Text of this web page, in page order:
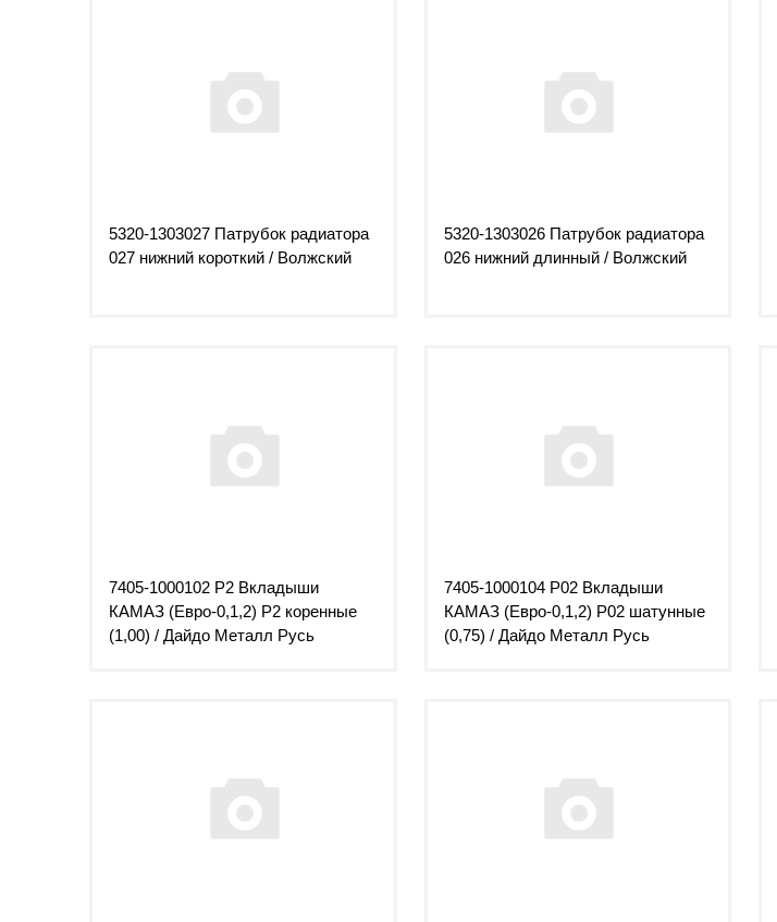
5320-1303027 Патрубок радиатора
027 нижний короткий / Волжский
5320-1303026 Патрубок радиатора
026 нижний длинный / Волжский
7405-1000102 Р2 Вкладыши
КАМАЗ (Евро-0,1,2) Р2 коренные
(1,00) / Дайдо Металл Русь
7405-1000104 Р02 Вкладыши
КАМАЗ (Евро-0,1,2) Р02 шатунные
(0,75) / Дайдо Металл Русь